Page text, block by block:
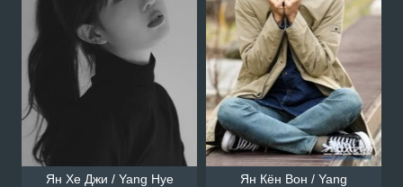
Ян Хе Джи / Yang Hye
Ян Кён Вон / Yang